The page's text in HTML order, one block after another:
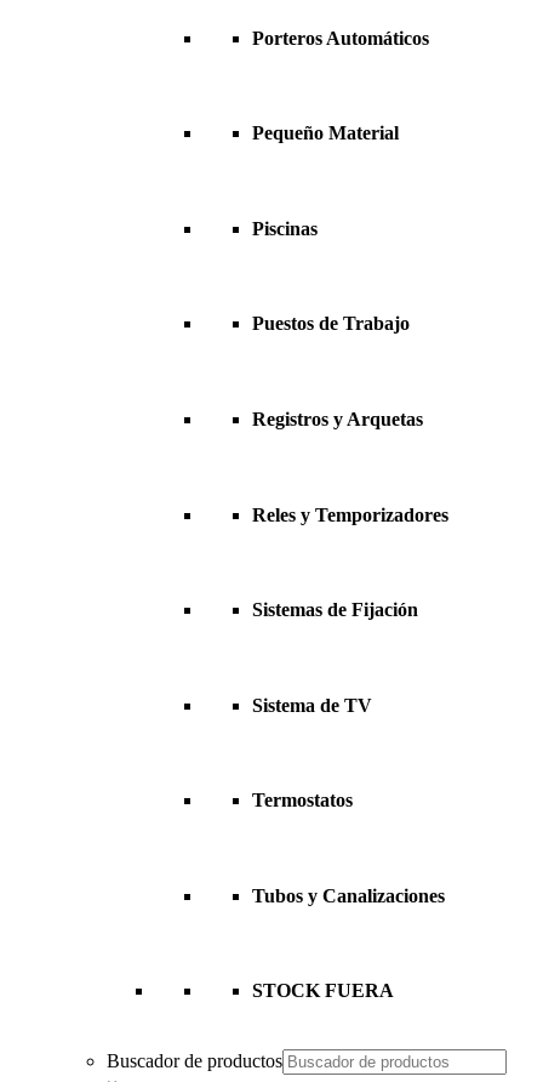
Porteros Automáticos
Pequeño Material
Piscinas
Puestos de Trabajo
Registros y Arquetas
Reles y Temporizadores
Sistemas de Fijación
Sistema de TV
Termostatos
Tubos y Canalizaciones
STOCK FUERA
Buscador de productos